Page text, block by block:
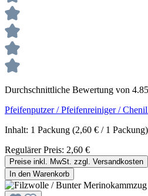
Durchschnittliche Bewertung von
Pfeifenputzer / Pfeifenreiniger /
Inhalt: 1 Packung (2,60 € / 1 Packung)
Regulärer Preis: 2,60 €
Preise inkl. MwSt. zzgl. Versandkosten
In den Warenkorb